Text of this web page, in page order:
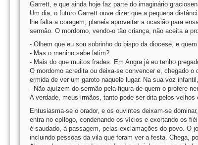
Garrett, e que ainda hoje faz parte do imaginário
Um dia, o futuro Garrett ouve dizer que a pequena
lhe falta a coragem, planeia aproveitar a ocasião para
sermão. O mordomo, vendo-o tão criança, não aceita a
- Olhem que eu sou sobrinho do bispo da diocese, e
- Mas o menino sabe latim?
- Mais do que muitos frades. Em Angra já eu tenho
O mordomo acredita ou deixa-se convencer e, chegado
ermida de ver um garoto naquele lugar. Na sua voz
- Não ajuízem do sermão pela figura de quem o profere
A verdade, meus irmãos, tanto pode ser dita pelos velhos
Entusiasma-se o orador, e os ouvintes deixam-se
entra no epílogo, condenando os vícios e exortando os
é saudado, à passagem, pelas exclamações do povo. O
incluindo pessoas da vila que foram ver a festa. Chega,